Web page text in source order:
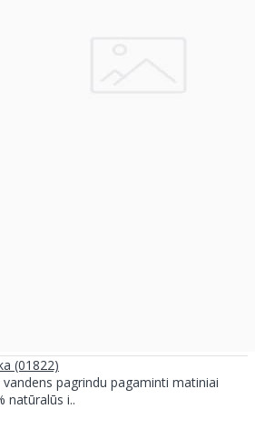
(01822)
pagrindu pagaminti matiniai
natūralūs i..